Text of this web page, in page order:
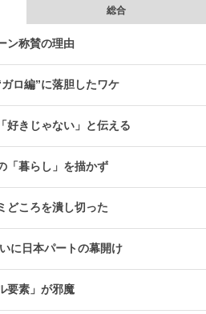
総合
ン称賛の理由
ガロ編”に落胆したワケ
好きじゃない」と伝える
「暮らし」を描かず
どころを潰し切った
に日本パートの幕開け
要素」が邪魔